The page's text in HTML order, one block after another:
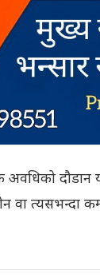
दौडान
वा त्यसभन्दा